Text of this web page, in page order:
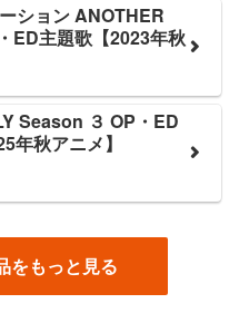
ション ANOTHER
ED主題歌【2023年秋
Season ３ OP・ED
年秋アニメ】
をもっと見る